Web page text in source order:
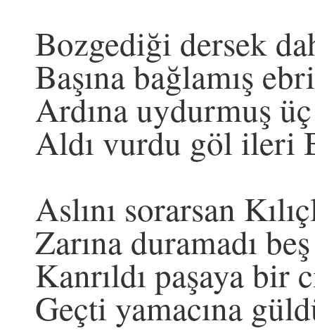
Bozgediği dersek
Başına bağlamış
Ardına uydurmuş
Aldı vurdu göl ileri
Aslını sorarsan
Zarına duramadı
Kanrıldı paşaya bir
Geçti yamacına